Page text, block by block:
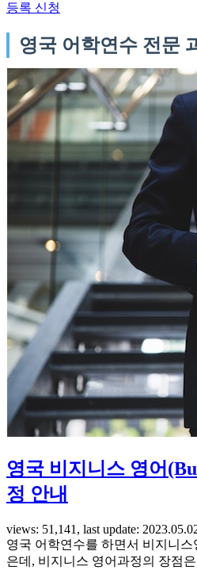
등록 신청
영국 어학연수 전문
영국 비지니스 영어
정 안내
views: 51,141, last update:
영국 어학연수를 하면서 비지니
은데, 비지니스 영어과정의 장점